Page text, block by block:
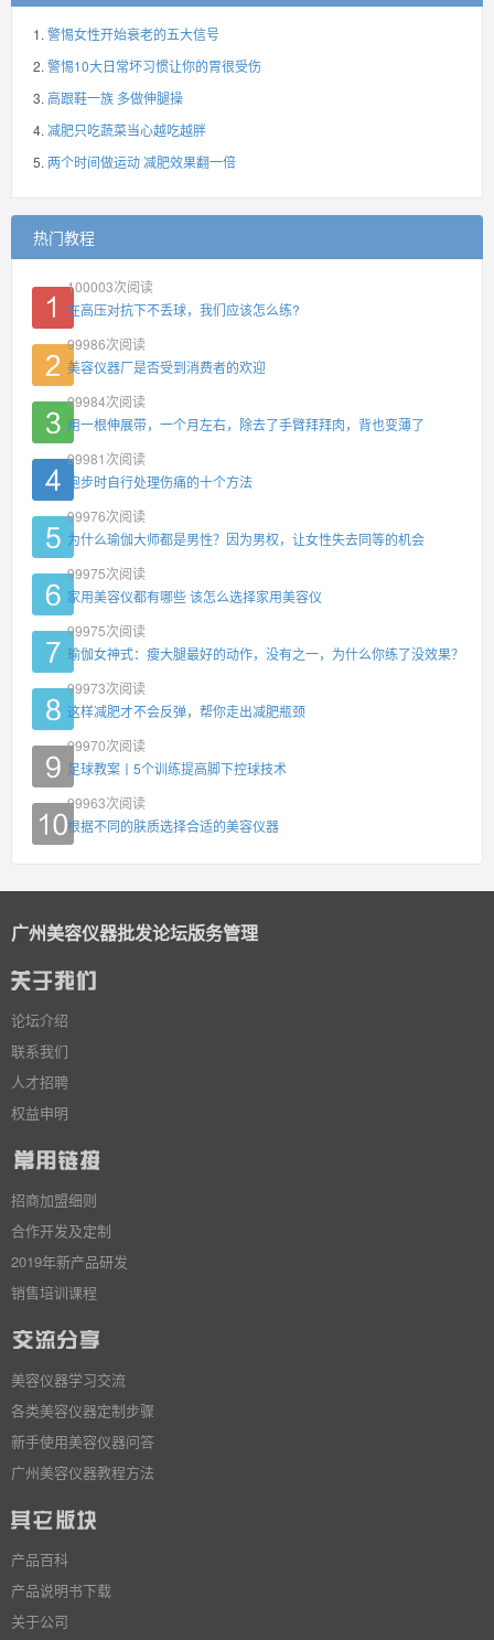
警惕女性开始衰老的五大信号
警惕10大日常坏习惯让你的胃很受伤
高跟鞋一族 多做伸腿操
减肥只吃蔬菜当心越吃越胖
两个时间做运动 减肥效果翻一倍
热门教程
100003次阅读
在高压对抗下不丢球，我们应该怎么练?
99986次阅读
美容仪器厂是否受到消费者的欢迎
99984次阅读
用一根伸展带，一个月左右，除去了手臂拜拜肉，背也变薄了
99981 次阅读
跑步时自行处理伤痛的十个方法
99976次阅读
为什么瑜伽大师都是男性？因为男权，让女性失去同等的机会
99975次阅读
家用美容仪都有哪些 该怎么选择家用美容仪
99975次阅读
瑜伽女神式：瘦大腿最好的动作，没有之一，为什么你练了没效果？
99973次阅读
这样减肥才不会反弹，帮你走出减肥瓶颈
99970次阅读
足球教案丨5个训练提高脚下控球技术
99963次阅读
根据不同的肤质选择合适的美容仪器
广州美容仪器批发论坛版务管理
论坛介绍
联系我们
人才招聘
权益申明
招商加盟细则
合作开发及定制
2019年新产品研发
销售培训课程
美容仪器学习交流
各类美容仪器定制步骤
新手使用美容仪器问答
广州美容仪器教程方法
产品百科
产品说明书下载
关于公司